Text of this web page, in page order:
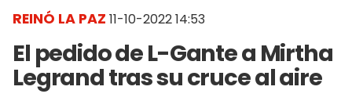
REINÓ LA PAZ 11-10-2022 14:53
El pedido de L-Gante a Mirtha
Legrand tras su cruce al aire